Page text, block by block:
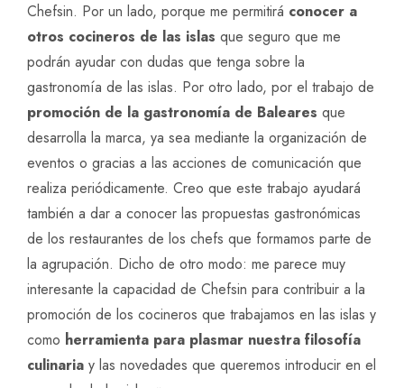
Chefsin. Por un lado, porque me permitirá conocer a
otros cocineros de las islas que seguro que me
podrán ayudar con dudas que tenga sobre la
gastronomía de las islas. Por otro lado, por el trabajo de
promoción de la gastronomía de Baleares que
desarrolla la marca, ya sea mediante la organización de
eventos o gracias a las acciones de comunicación que
realiza periódicamente. Creo que este trabajo ayudará
también a dar a conocer las propuestas gastronómicas
de los restaurantes de los chefs que formamos parte de
la agrupación. Dicho de otro modo: me parece muy
interesante la capacidad de Chefsin para contribuir a la
promoción de los cocineros que trabajamos en las islas y
como herramienta para plasmar nuestra filosofía
culinaria y las novedades que queremos introducir en el